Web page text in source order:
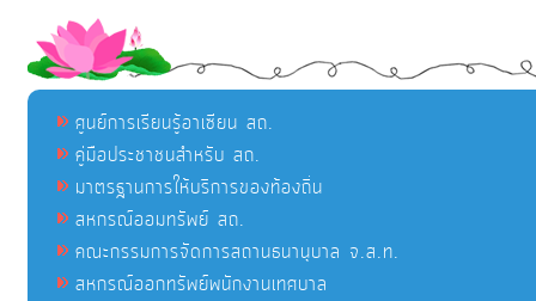
ศูนย์การเรียนรู้อาเซียน สถ.
คู่มือประชาชนสำหรับ สถ.
มาตรฐานการให้บริการของท้องถิ่น
สหกรณ์ออมทรัพย์ สถ.
คณะกรรมการจัดการสถานธนานุบาล จ.ส.ท.
สหกรณ์ออกทรัพย์พนักงานเทศบาล